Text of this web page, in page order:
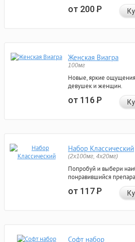
от 200Р
Женская Виагра
100мг
Новые, яркие
девушек и женщин.
от 116Р
Набор Классический
(2x100мг, 4x20мг)
Попробуй и выбери
понравившийся
от 117Р
Софт набор